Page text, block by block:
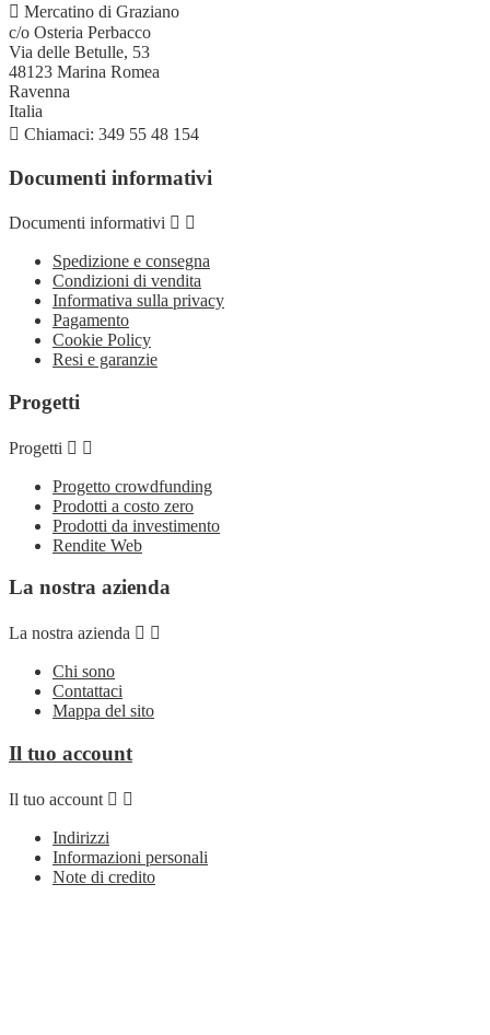
 Mercatino di Graziano
c/o Osteria Perbacco
Via delle Betulle, 53
48123 Marina Romea
Ravenna
Italia
 Chiamaci: 349 55 48 154
Documenti informativi
Documenti informativi  
Spedizione e consegna
Condizioni di vendita
Informativa sulla privacy
Pagamento
Cookie Policy
Resi e garanzie
Progetti
Progetti  
Progetto crowdfunding
Prodotti a costo zero
Prodotti da investimento
Rendite Web
La nostra azienda
La nostra azienda  
Chi sono
Contattaci
Mappa del sito
Il tuo account
Il tuo account  
Indirizzi
Informazioni personali
Note di credito